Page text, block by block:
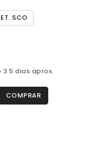
SCO
3 5 dias aprox.
COMPRAR